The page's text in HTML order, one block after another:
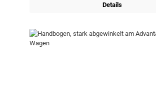
Details